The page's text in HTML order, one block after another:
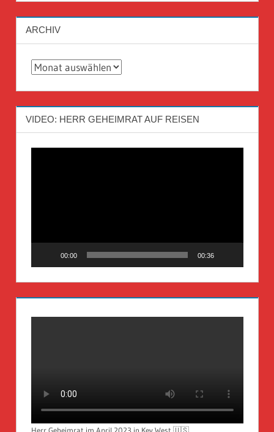
ARCHIV
Archiv
VIDEO: HERR GEHEIMRAT AUF REISEN
00:00 00:36